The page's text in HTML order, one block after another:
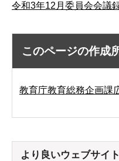
令和3年12月委員会会議
このページの作成
教育庁教育総務企画課
より良いウェブサイ